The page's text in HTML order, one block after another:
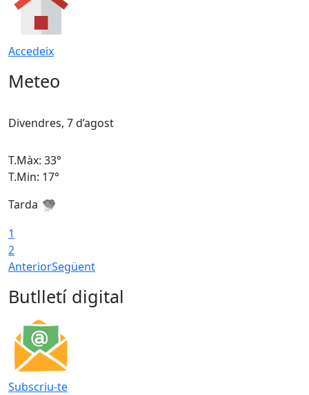
Accedeix
Meteo
Divendres, 7 d’agost
T.Màx: 33°
T.Min: 17°
Tarda
1
2
AnteriorSegüent
Butlletí digital
Subscriu-te